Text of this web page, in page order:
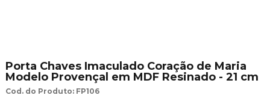
Porta Chaves Imaculado Coração de Maria
Modelo Provençal em MDF Resinado - 21 cm
Cod. do Produto: FP106